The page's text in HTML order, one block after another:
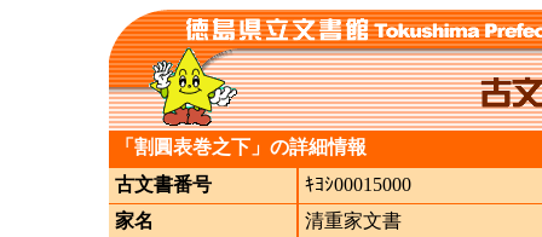
「割圓表巻之下」の詳細情報
古文書番号
ｷﾖｼ00015000
家名
清重家文書